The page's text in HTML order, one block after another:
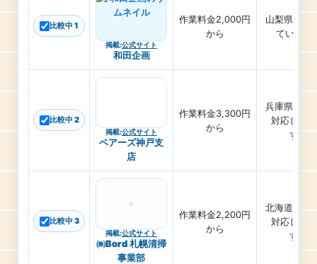
比較中 1
掲載:公式サイト
和田企画
作業料金2,000円
から
山梨県 に対
ています
比較中 2
掲載:公式サイト
ベアーズ神戸支
店
作業料金3,300円
から
兵庫県神戸
対応して
す。
比較中 3
掲載:公式サイト
㈱Bord 札幌清掃
事業部
作業料金2,200円
から
北海道札幌
対応して
す。